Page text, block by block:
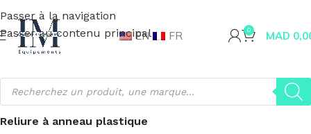
Passer à la navigation
Passer au contenu principal
EN FR 0 MAD
Accueil Fournitures de bureau Machine de bureau
Reliure à anneau plastique